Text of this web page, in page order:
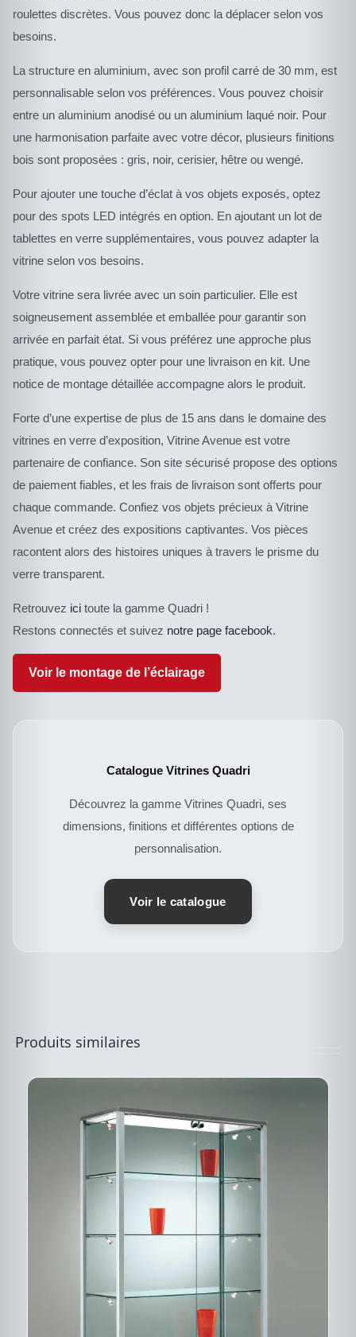
roulettes discrètes. Vous pouvez donc la déplacer selon vos
besoins.
La structure en aluminium, avec son profil carré de 30 mm, est
personnalisable selon vos préférences. Vous pouvez choisir
entre un aluminium anodisé ou un aluminium laqué noir. Pour
une harmonisation parfaite avec votre décor, plusieurs finitions
bois sont proposées : gris, noir, cerisier, hêtre ou wengé.
Pour ajouter une touche d’éclat à vos objets exposés, optez
pour des spots LED intégrés en option. En ajoutant un lot de
tablettes en verre supplémentaires, vous pouvez adapter la
vitrine selon vos besoins.
Votre vitrine sera livrée avec un soin particulier. Elle est
soigneusement assemblée et emballée pour garantir son
arrivée en parfait état. Si vous préférez une approche plus
pratique, vous pouvez opter pour une livraison en kit. Une
notice de montage détaillée accompagne alors le produit.
Forte d’une expertise de plus de 15 ans dans le domaine des
vitrines en verre d’exposition, Vitrine Avenue est votre
partenaire de confiance. Son site sécurisé propose des options
de paiement fiables, et les frais de livraison sont offerts pour
chaque commande. Confiez vos objets précieux à Vitrine
Avenue et créez des expositions captivantes. Vos pièces
racontent alors des histoires uniques à travers le prisme du
verre transparent.
Retrouvez icitoute la gamme Quadri !
Restons connectés et suivez notre page facebook.
Voir le montage de l’éclairage
Catalogue Vitrines Quadri
Découvrez la gamme Vitrines Quadri, ses
dimensions, finitions et différentes options de
personnalisation.
Voir le catalogue
Produits similaires
PRODUIT
PRODUIT
VARIATIONS.